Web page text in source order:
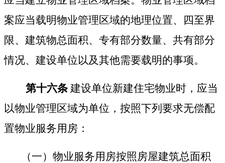
案应当载明物业管理区域的地理位置、四至界
限、建筑物总面积、专有部分数量、共有部分
情况、建设单位以及其他需要载明的事项。
第十六条 建设单位新建住宅物业时，应当
以物业管理区域为单位，按照下列要求无偿配
置物业服务用房 ：
（一）物业服务用房按照房屋建筑总面积